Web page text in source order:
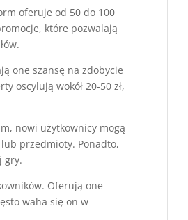
oferuje od 50 do 100
które pozwalają
one szansę na zdobycie
oscylują wokół 20-50 zł,
nowi użytkownicy mogą
przedmioty. Ponadto,
gry.
Oferują one
waha się on w